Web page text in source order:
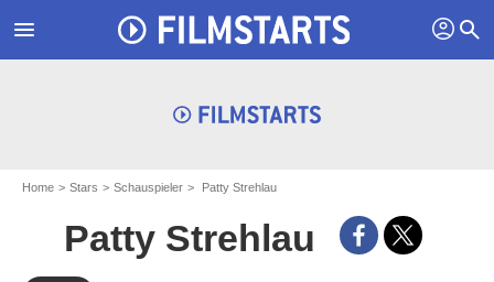
menu profil search
Home Stars Schauspieler Patty Strehlau
Patty Strehlau